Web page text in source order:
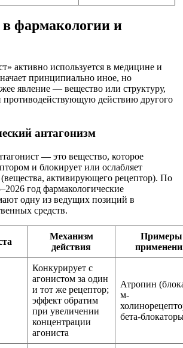
в фармакологии и
активно используется в медицине и
принципиально иное, но
явление — вещество или структуру,
действию другого
антагонизм
— это вещество, которое
и блокирует или ослабляет
(вещества, активирующего рецептор). По
год фармакологические
одну из ведущих позиций в
средств.
Механизм
действия
Примеры
Конкурирует с
агонистом за один
и тот же рецептор;
эффект обратим
при увеличении
концентрации
агониста
Атропин
м-
бета-